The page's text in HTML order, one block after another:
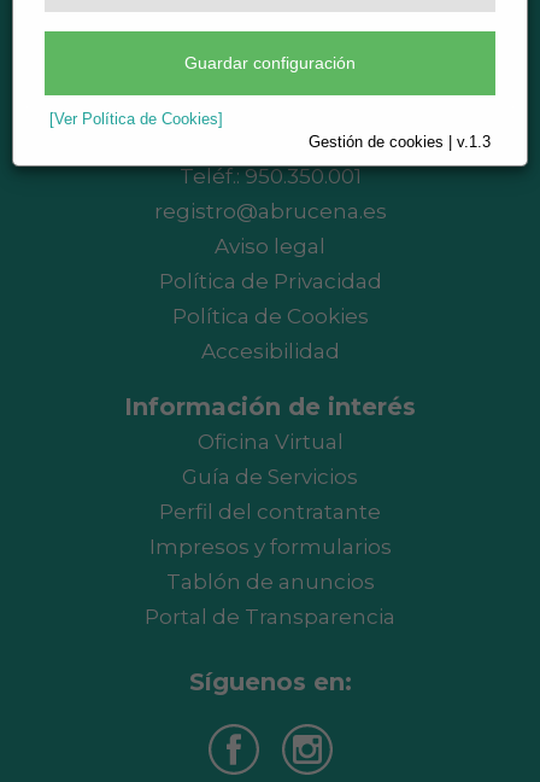
Guardar configuración
[Ver Política de Cookies]
Gestión de cookies | v.1.3
Ayuntamiento de Abrucena
CIF: P-0400200-B
Plaza de Andalucía, 1 - 04520 Abrucena
(Almería)
Teléf.: 950.350.001
registro@abrucena.es
Aviso legal
Política de Privacidad
Política de Cookies
Accesibilidad
Información de interés
Oficina Virtual
Guía de Servicios
Perfil del contratante
Impresos y formularios
Tablón de anuncios
Portal de Transparencia
Síguenos en: